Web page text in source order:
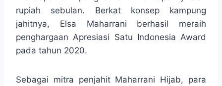
rupiah sebulan. Berkat konsep kampung
jahitnya, Elsa Maharrani berhasil meraih
penghargaan Apresiasi Satu Indonesia Award
pada tahun 2020.
Sebagai mitra penjahit Maharrani Hijab, para